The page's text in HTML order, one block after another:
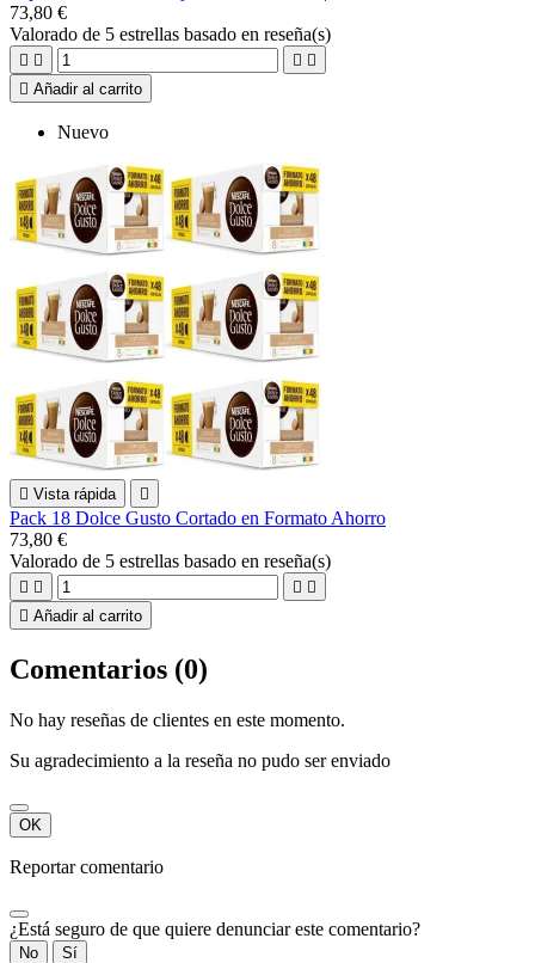
73,80 €
Valorado de 5 estrellas basado en reseña(s)
   
 Añadir al carrito
Nuevo
 Vista rápida 
Pack 18 Dolce Gusto Cortado en Formato Ahorro
73,80 €
Valorado de 5 estrellas basado en reseña(s)
   
 Añadir al carrito
Comentarios (0)
No hay reseñas de clientes en este momento.
Su agradecimiento a la reseña no pudo ser enviado
OK
Reportar comentario
¿Está seguro de que quiere denunciar este comentario?
No Sí